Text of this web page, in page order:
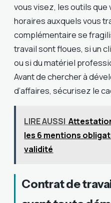
vous visez, les outils
horaires auxquels vous
complémentaire se
travail sont floues, si un
ou si du matériel
Avant de chercher à
d’affaires, sécurisez le
LIRE AUSSI
les 6 mentions
validité
Contrat de